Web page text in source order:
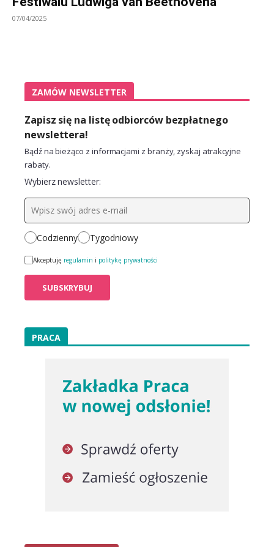
07/04/2025
ZAMÓW NEWSLETTER
Zapisz się na listę odbiorców bezpłatnego
newslettera!
Bądź na bieżąco z informacjami z branży, zyskaj atrakcyjne
rabaty.
Wybierz newsletter:
Codzienny Tygodniowy
Akceptuję regulamin i politykę prywatności
PRACA